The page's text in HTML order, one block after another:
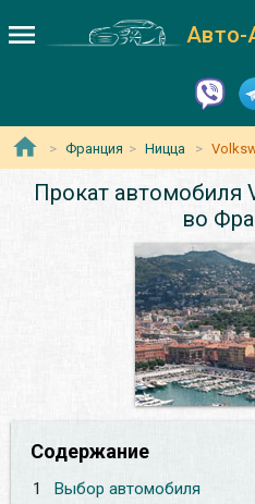
Авто-
Франция Ницца
Прокат автомобиля
во
Содержание
1
Выбор автомобиля